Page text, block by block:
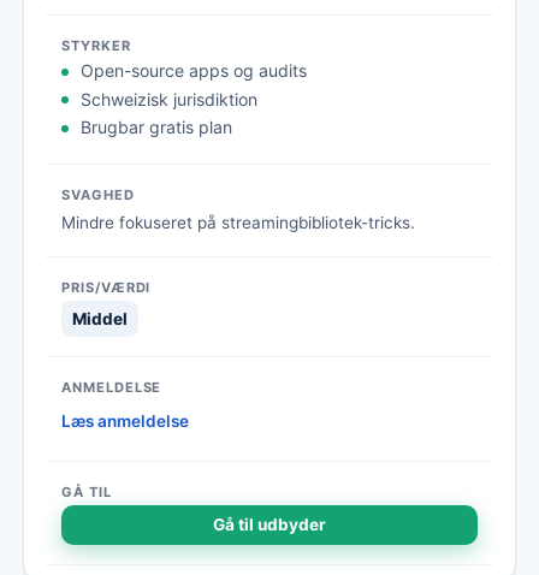
Open-source apps og audits
Schweizisk jurisdiktion
Brugbar gratis plan
Mindre fokuseret på streamingbibliotek-tricks.
Middel
Læs anmeldelse
Gå til udbyder